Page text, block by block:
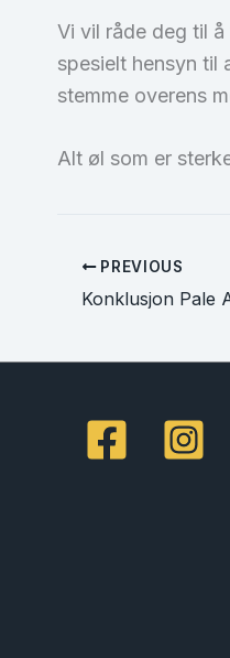
Vi vil råde deg til
spesielt hensyn til
stemme overens
Alt øl som er
PREVIOUS
Konklusjon Pale